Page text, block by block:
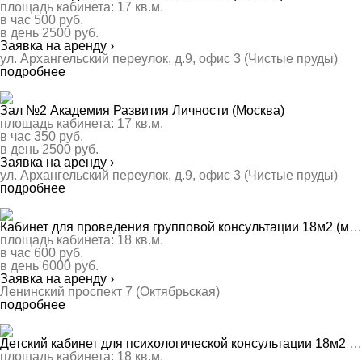
площадь кабинета: 17 кв.м.
в час 500 руб.
в день 2500 руб.
Заявка на аренду ›
ул. Архангельский переулок, д.9, офис 3 (Чистые пруды)
подробнее
Зал №2 Академия Развития Личности (Москва)
площадь кабинета: 17 кв.м.
в час 350 руб.
в день 2500 руб.
Заявка на аренду ›
ул. Архангельский переулок, д.9, офис 3 (Чистые пруды)
подробнее
Кабинет для проведения групповой консультации 18м2 (м.Октябрьская) (Москва)
площадь кабинета: 18 кв.м.
в час 600 руб.
в день 6000 руб.
Заявка на аренду ›
Ленинский проспект 7 (Октябрьская)
подробнее
Детский кабинет для психологической консультации 18м2 (Москва)
площадь кабинета: 18 кв.м.